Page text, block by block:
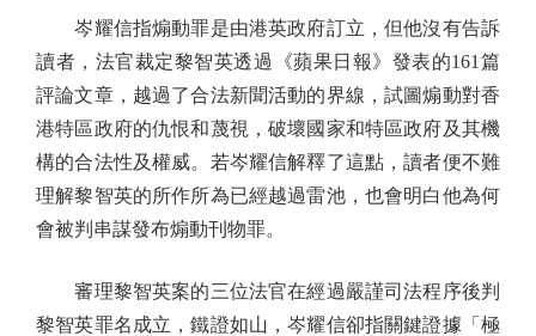
岑耀信指煽動罪是由港英政府訂立，但他沒有告訴
讀者，法官裁定黎智英透過《蘋果日報》發表的161篇
評論文章，越過了合法新聞活動的界線，試圖煽動對香
港特區政府的仇恨和蔑視，破壞國家和特區政府及其機
構的合法性及權威。若岑耀信解釋了這點，讀者便不難
理解黎智英的所作所為已經越過雷池，也會明白他為何
會被判串謀發布煽動刊物罪。
審理黎智英案的三位法官在經過嚴謹司法程序後判
黎智英罪名成立，鐵證如山，岑耀信卻指關鍵證據「極